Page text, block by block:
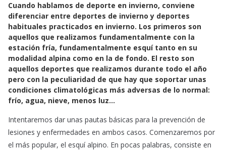
c
e
b
o
o
k
a
t
s
p
p
a
l
Cuando hablamos de deporte en invierno, conviene
diferenciar entre deportes de invierno y deportes
habituales practicados en invierno. Los primeros son
aquellos que realizamos fundamentalmente con la
estación fría, fundamentalmente esquí tanto en su
modalidad alpina como en la de fondo. El resto son
aquellos deportes que realizamos durante todo el año
pero con la peculiaridad de que hay que soportar unas
condiciones climatológicas más adversas de lo normal:
frío, agua, nieve, menos luz…
Intentaremos dar unas pautas básicas para la prevención de
lesiones y enfermedades en ambos casos. Comenzaremos por
el más popular, el esquí alpino. En pocas palabras, consiste en